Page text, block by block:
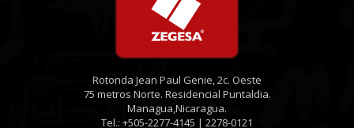
Rotonda Jean Paul Genie, 2c. Oeste
75 metros Norte. Residencial Puntaldia.
Managua,Nicaragua.
Tel.: +505-2277-4145 | 2278-0121